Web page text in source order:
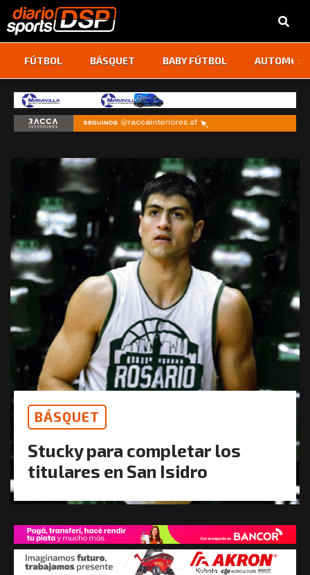
FÚTBOL BÁSQUET BABY FÚTBOL ‹ ›
BÁSQUET
Stucky para completar los
titulares en San Isidro